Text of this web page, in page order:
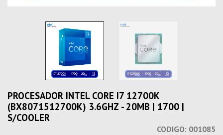
PROCESADOR INTEL CORE I7 12700K
(BX8071512700K) 3.6GHZ - 20MB | 1700 |
S/COOLER
CODIGO: 001085